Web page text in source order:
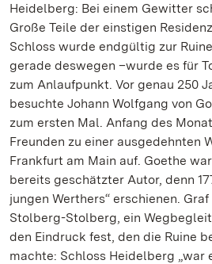
Heidelberg: Bei einem Gewitter
Große Teile der einstigen
Schloss wurde endgültig zur
gerade deswegen –wurde es für
zum Anlaufpunkt. Vor genau 250
besuchte Johann Wolfgang von
zum ersten Mal. Anfang des
Freunden zu einer ausgedehnten
Frankfurt am Main auf. Goethe
bereits geschätzter Autor, denn
jungen Werthers“ erschienen.
Stolberg-Stolberg, ein
den Eindruck fest, den die Ruine
machte: Schloss Heidelberg „war